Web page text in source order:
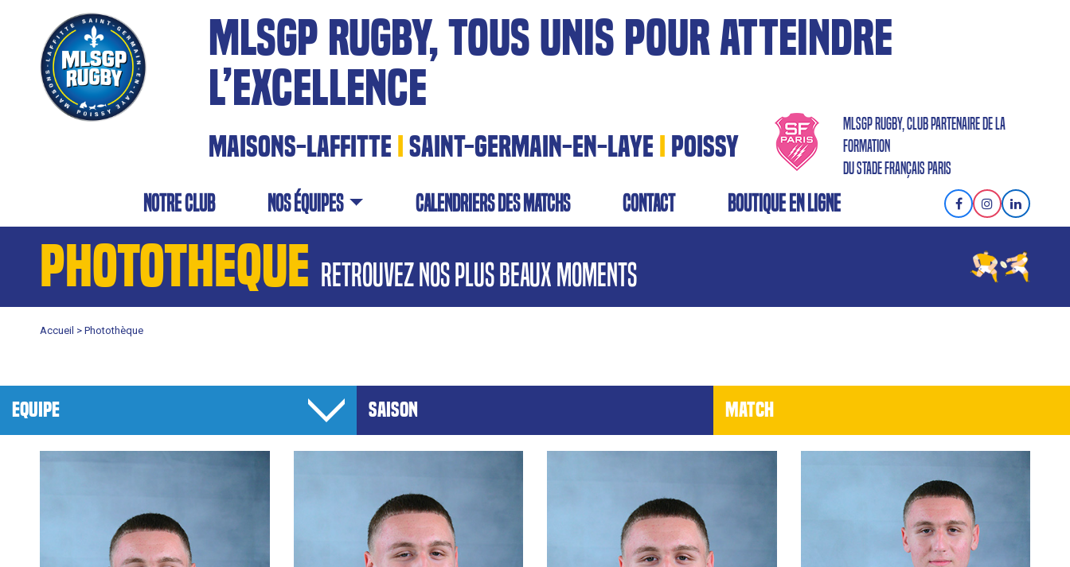
MLSGP RUGBY, TOUS UNIS POUR ATTEINDRE
L’EXCELLENCE
MAISONS-LAFFITTE ISAINT-GERMAIN-EN-LAYE I POISSY
MLSGP RUGBY, CLUB PARTENAIRE DE LA
FORMATION
DU STADE FRANÇAIS PARIS
NOTRE CLUB NOS équipes calendriers des matchs contact BOUTIQUE EN LIGNE
PHOTOTHEQUE retrouvez nos plus beaux moments
Accueil > Photothèque
EQUIPE SAISON MATCH